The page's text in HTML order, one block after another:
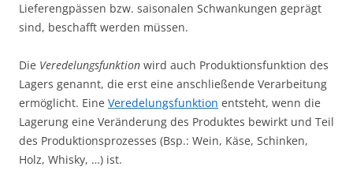
Lieferengpässen bzw. saisonalen Schwankungen geprägt
sind, beschafft werden müssen.
Die Veredelungsfunktion wird auch Produktionsfunktion des
Lagers genannt, die erst eine anschließende Verarbeitung
ermöglicht. Eine Veredelungsfunktion entsteht, wenn die
Lagerung eine Veränderung des Produktes bewirkt und Teil
des Produktionsprozesses (Bsp.: Wein, Käse, Schinken,
Holz, Whisky, …) ist.